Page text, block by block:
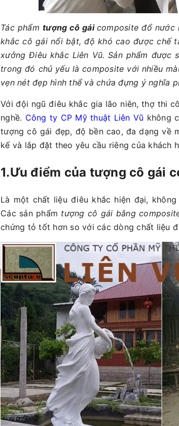
Tác phẩmtượng cô gái composite đổ nước
khắc cô gái nổi bật, độ khó cao được chế
xưởng Điêu khắc Liên Vũ. Sản phẩm được
trong đó chủ yếu là composite với nhiều
vẹn nét đẹp hình thể và chứa đựng ý nghĩa
Với đội ngũ điêu khắc gia lão niên, thợ thi
nghề. Công ty CP Mỹ thuật Liên Vũ không
tượng cô gái đẹp, độ bền cao, đa dạng về
kế và lắp đặt theo yêu cầu riêng của khách
1.Ưu điểm của tượng cô gái
Là một chất liệu điêu khắc hiện đại,
Các sản phẩm tượng cô gái bằng
chứng tỏ tốt hơn so với các dòng chất liệu